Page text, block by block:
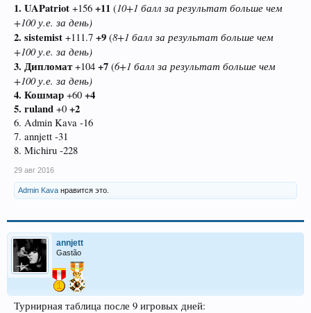
1. UAPatriot +156 +11 (10+1 балл за результат больше чем
+100 у.е. за день)
2. sistemist +111.7 +9 (8+1 балл за результат больше чем
+100 у.е. за день)
3. Дипломат+104 +7 (6+1 балл за результат больше чем
+100 у.е. за день)
4. Кошмар +60 +4
5. ruland +0 +2
6. Admin Kava -16
7. annjett -31
8. Michiru -228
29 авг 2016
Admin Kava нравится это.
annjett
Gastão
Турнирная таблица после 9 игровых дней: